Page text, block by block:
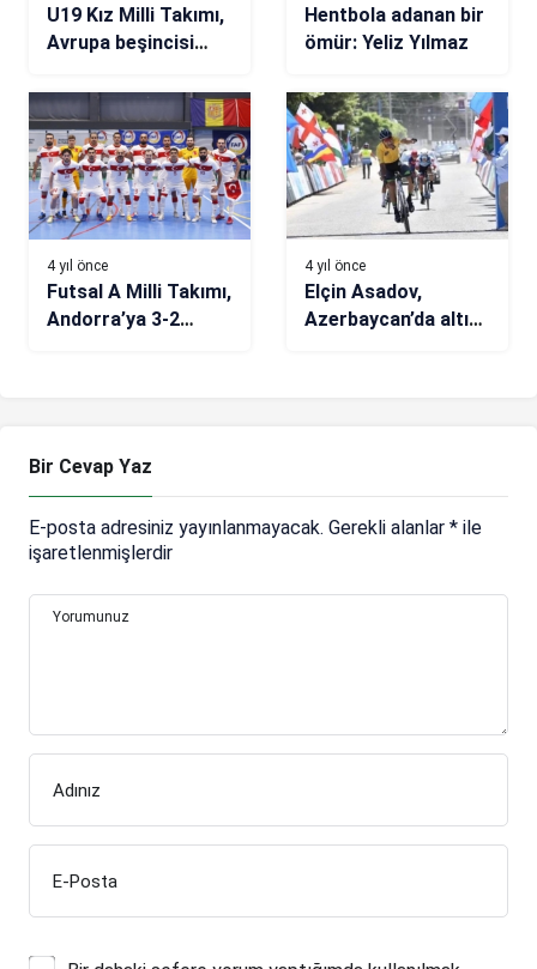
U19 Kız Milli Takımı,
Avrupa beşincisi
Hentbola adanan bir
ömür: Yeliz Yılmaz
4 yıl önce
Futsal A Milli Takımı,
Andorra’ya 3-2
4 yıl önce
Elçin Asadov,
Azerbaycan’da altın
Bir Cevap Yaz
E-posta adresiniz yayınlanmayacak. Gerekli alanlar * ile
işaretlenmişlerdir
Yorumunuz
Adınız
E-Posta